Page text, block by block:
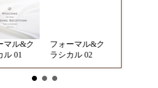
マル&ク
ル 01
フォーマル&ク
ラシカル 02